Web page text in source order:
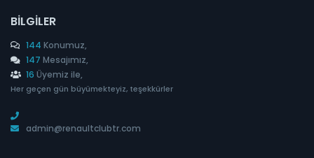
BILGILER
144 Konumuz,
147 Mesajımız,
16 Üyemiz ile,
Her geçen gün büyümekteyiz, teşekkürler
admin@renaultclubtr.com